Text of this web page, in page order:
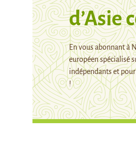
d’Asie
En vous abonnant à
européen spécialisé
indépendants et
!